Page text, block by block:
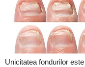
Unicitatea fondurilor